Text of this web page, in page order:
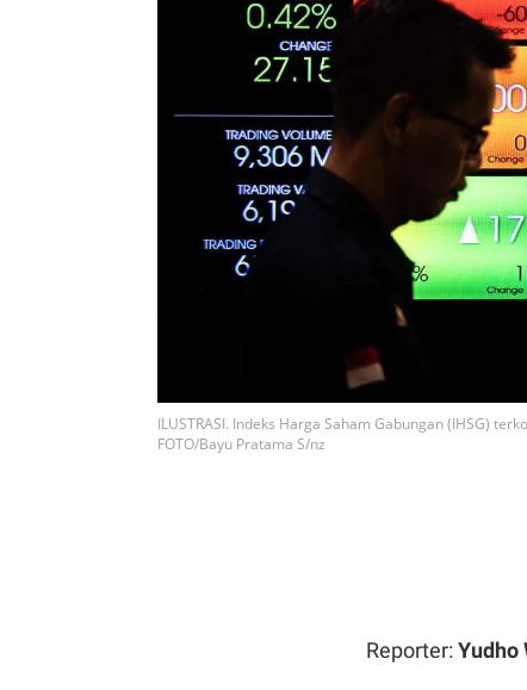
ILUSTRASI. Indeks Harga Saham Gabungan (IHSG)
FOTO/Bayu Pratama S/nz
Reporter: Yudho